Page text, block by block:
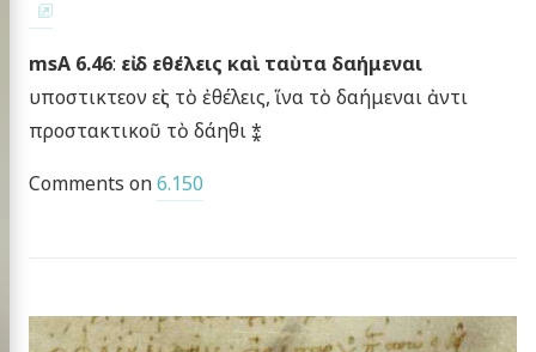
msA 6.46: εἰ δ εθέλεις καὶ ταὺτα δαήμεναι
υποστικτεον εἰς τὸ ἐθέλεις, ἵνα τὸ δαήμεναι ἀντι
προστακτικοῦ τὸ δάηθι ⁑
Comments on6.150